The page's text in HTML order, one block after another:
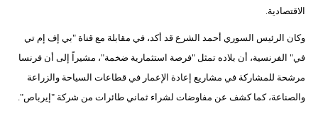
الاقتصادية.
وكان الرئيس السوري أحمد الشرع قد أكد، في مقابلة مع قناة "بي إف إم تي
في" الفرنسية، أن بلاده تمثل "فرصة استثمارية ضخمة"، مشيراً إلى أن فرنسا
مرشحة للمشاركة في مشاريع إعادة الإعمار في قطاعات السياحة والزراعة
والصناعة، كما كشف عن مفاوضات لشراء ثماني طائرات من شركة "إيرباص".